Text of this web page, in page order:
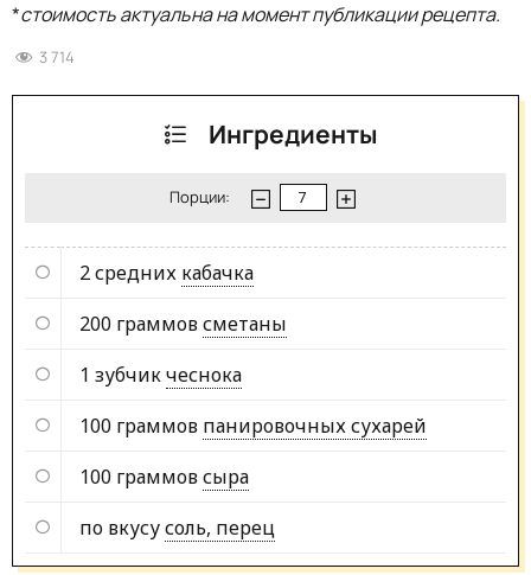
*стоимость актуальна на момент публикации рецепта.
3 714
Ингредиенты
Порции:
2 средних кабачка
200 граммовсметаны
1 зубчикчеснока
100 граммов панировочных сухарей
100 граммовсыра
по вкусусоль, перец